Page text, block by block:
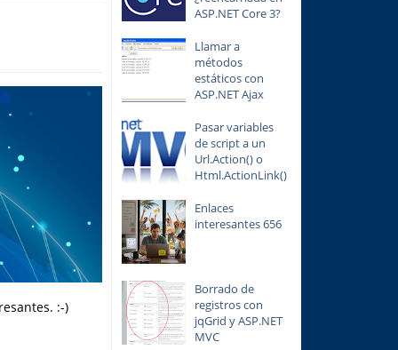
:-)
ASP.NET Core 3?
Llamar a
métodos
estáticos con
ASP.NET Ajax
Pasar variables
de script a un
Url.Action() o
Html.ActionLink()
Enlaces
interesantes 656
Borrado de
registros con
jqGrid y ASP.NET
MVC